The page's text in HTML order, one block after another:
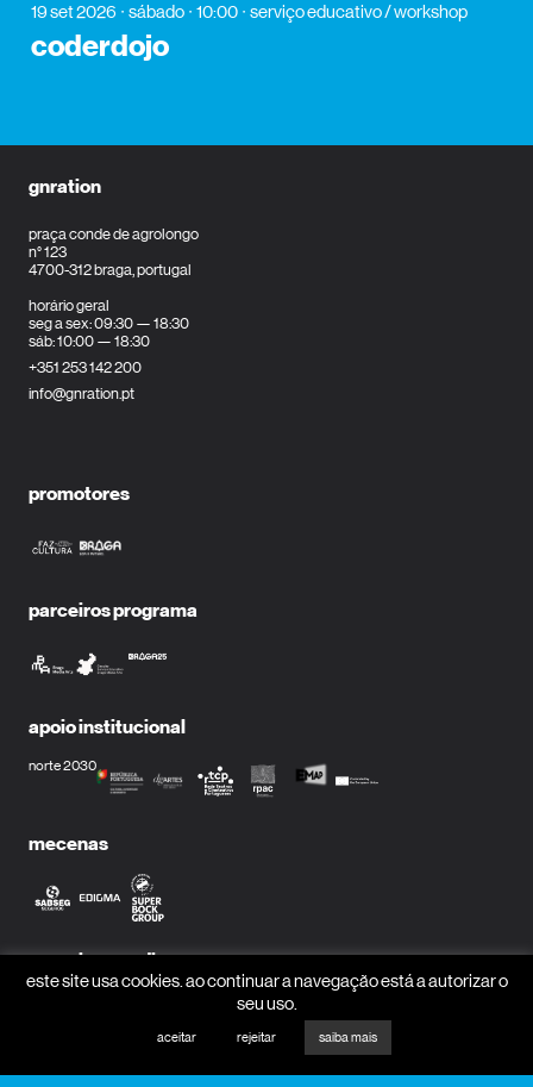
19 set 2026 sábado 10:00 serviço educativo / workshop
coderdojo
gnration
praça conde de agrolongo
n° 123
4700-312 braga, portugal
horário geral
seg a sex: 09:30 — 18:30
sáb: 10:00 — 18:30
+351 253 142 200
info@gnration.pt
promotores
parceiros programa
apoio institucional
norte 2030
mecenas
parceiros media
este site usa cookies. ao continuar a navegação está a autorizar o
seu uso.
aceitar rejeitar saiba mais